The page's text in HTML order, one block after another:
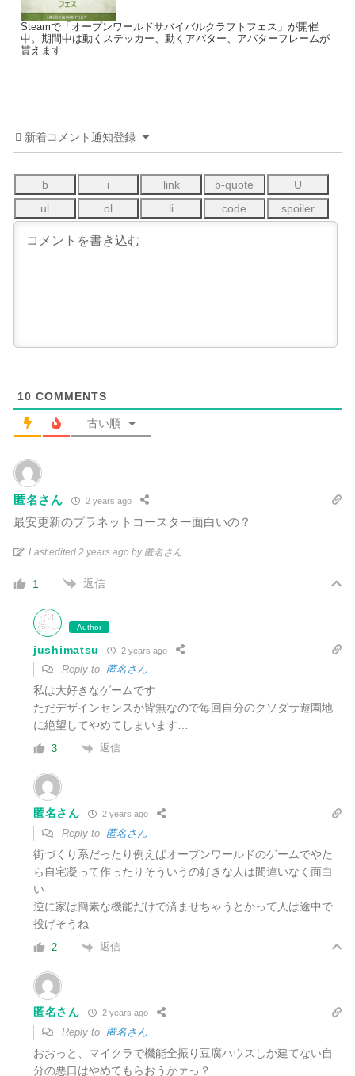
Steamで「オープンワールドサバイバルクラフトフェス」が開催
中。期間中は動くステッカー、動くアバター、アバターフレームが
貰えます
新着コメント通知登録
10 COMMENTS
古い順
匿名さん 2 years ago
最安更新のプラネットコースター面白いの？
Last edited 2 years ago by 匿名さん
1 返信
Author
jushimatsu 2 years ago
Reply to 匿名さん
私は大好きなゲームです
ただデザインセンスが皆無なので毎回自分のクソダサ遊園地
に絶望してやめてしまいます…
3 返信
匿名さん 2 years ago
Reply to 匿名さん
街づくり系だったり例えばオープンワールドのゲームでやた
ら自宅凝って作ったりそういうの好きな人は間違いなく面白
い
逆に家は簡素な機能だけで済ませちゃうとかって人は途中で
投げそうね
2 返信
匿名さん 2 years ago
Reply to 匿名さん
おおっと、マイクラで機能全振り豆腐ハウスしか建てない自
分の悪口はやめてもらおうかァっ？